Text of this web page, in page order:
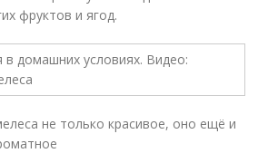
фруктов и ягод.
не только красивое, оно ещё и